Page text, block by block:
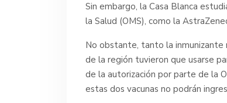
Sin embargo, la Casa Blanca
la Salud (OMS), como la
No obstante, tanto la inmunizante
de la región tuvieron que usarse
de la autorización por parte de la
estas dos vacunas no podrán